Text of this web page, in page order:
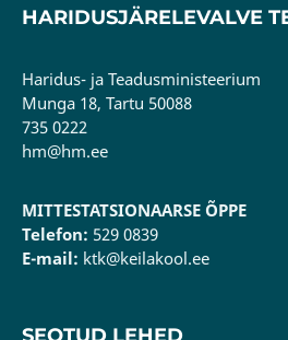
HARIDUSJÄRELEVALVE
Haridus- ja Teadusministeerium
Munga 18, Tartu 50088
735 0222
hm@hm.ee
MITTESTATSIONAARSE ÕPPE
Telefon: 529 0839
E-mail: ktk@keilakool.ee